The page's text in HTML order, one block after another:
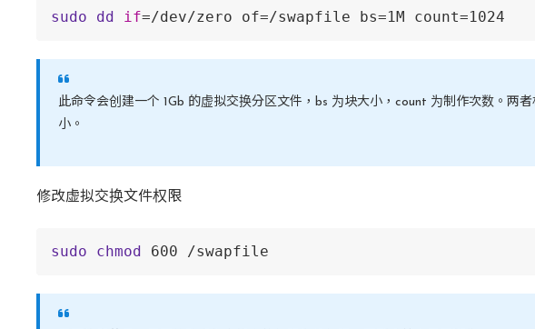
sudo dd if=/dev/zero of=/swapfile bs=1M count=1024
此命令会创建一个 1Gb 的虚拟交换分区文件，bs 为块大小，count 为制作次数。两
小。
修改虚拟交换文件权限
sudo chmod 600 /swapfile